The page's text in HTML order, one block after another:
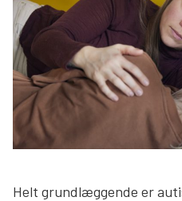
Søg
Helt grundlæggende er